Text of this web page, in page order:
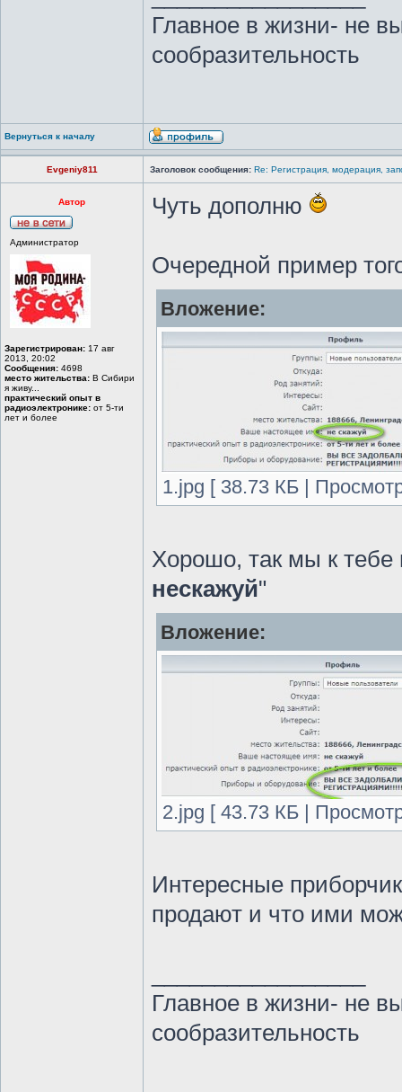
Главное в жизни- не
сообразительность
Вернуться к началу
Evgeniy811 Заголовок сообщения: Re: Регистрация, модерация,
Автор
Администратор
Зарегистрирован: 17 авг
2013, 20:02
Сообщения: 4698
место жительства: В Сибири
я живу...
практический опыт в
радиоэлектронике: от 5-ти
лет и более
Чуть дополню
Очередной пример
Вложение:
1.jpg [ 38.73 КБ |
Хорошо, так мы к
нескажуй"
Вложение:
2.jpg [ 43.73 КБ |
Интересные
продают и что ими
Главное в жизни- не
сообразительность